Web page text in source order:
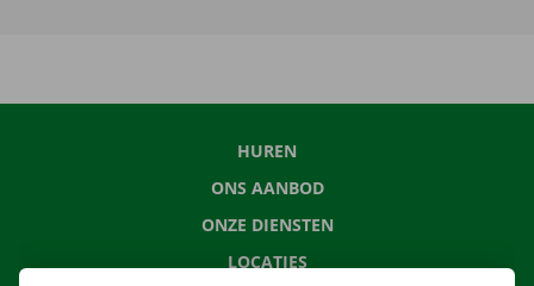
HUREN
ONS AANBOD
ONZE DIENSTEN
LOCATIES